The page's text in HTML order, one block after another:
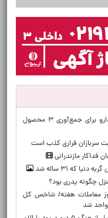
دستور سازمان غذا و دارو برای جمع‌آوری ۳ محصول
سربازان فراری کذب است
فداکار مازندرانی
که ۳۱ ساله شد
چگونه پدری بود؟
معاملات هفته/ شاخص کل